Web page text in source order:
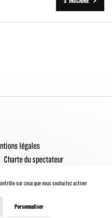
légales
Charte du spectateur
sur ceux que vous souhaitez activer
Personnaliser